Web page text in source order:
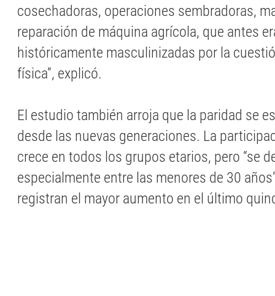
cosechadoras, operaciones sembradoras,
reparación de máquina agrícola, que antes
históricamente masculinizadas por la
física”, explicó.
El estudio también arroja que la paridad se
desde las nuevas generaciones. La
crece en todos los grupos etarios, pero “se
especialmente entre las menores de 30
registran el mayor aumento en el último